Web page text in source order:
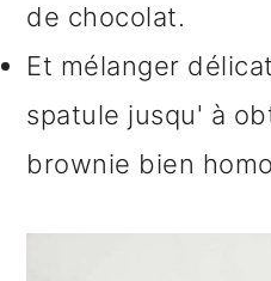
de chocolat.
Et mélanger
spatule jusqu' à
brownie bien